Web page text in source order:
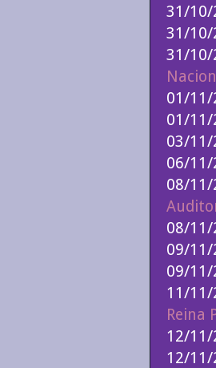
31/
31/
31/
01/11/
01/
03/
06/
08/
08/
09/
09/11/
11/
Reina
12/11/
12/